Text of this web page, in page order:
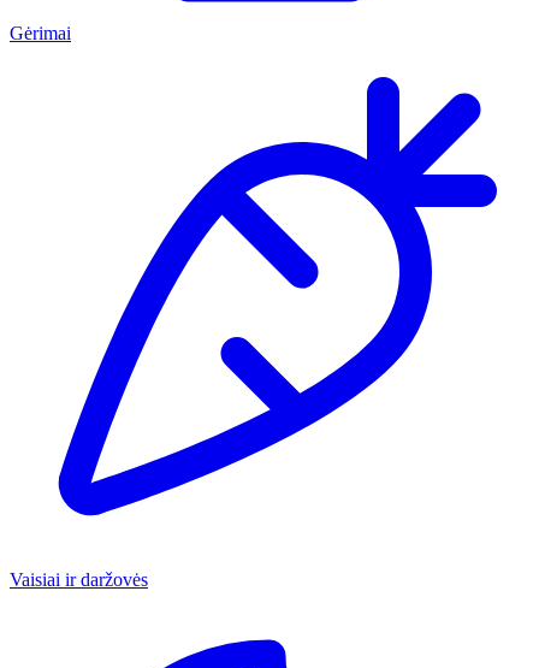
Gėrimai
Vaisiai ir daržovės